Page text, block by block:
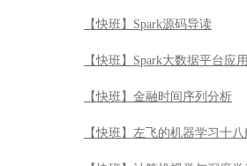
【快班】Spark源码导读
【快班】Spark大数据平台应
【快班】金融时间序列分析
【快班】左飞的机器学习十